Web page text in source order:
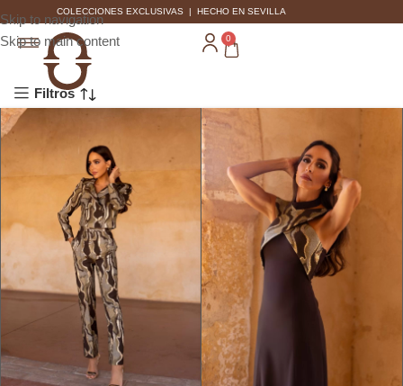
Skip to navigation
Skip to main content
COLECCIONES EXCLUSIVAS | HECHO EN SEVILLA
0
Filtros